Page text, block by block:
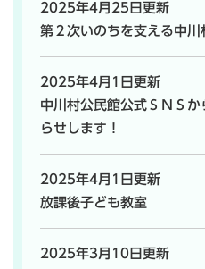
2025年4月25日更新
第２次いのちを支える中川
2025年4月1日更新
中川村公民館公式ＳＮＳ
らせします！
2025年4月1日更新
放課後子ども教室
2025年3月10日更新